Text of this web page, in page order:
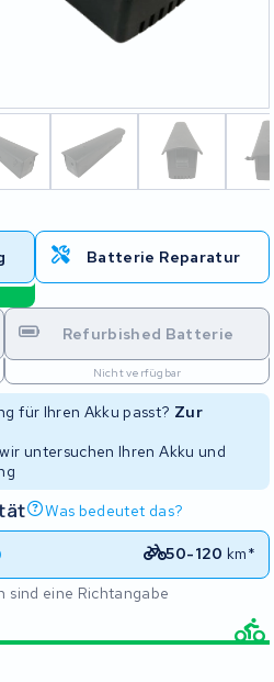
Batterie Reparatur
Refurbished Batterie
Nicht verfügbar
für Ihren Akku passt? Zur
untersuchen Ihren Akku und
Was bedeutet das?
50-120 km*
sind eine Richtangabe